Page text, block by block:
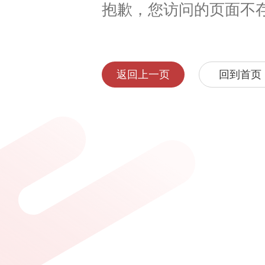
抱歉，您访问的页面不
返回上一页 回到首页